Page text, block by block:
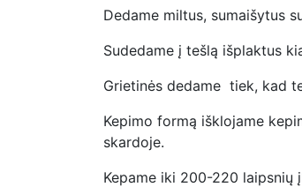
Dedame miltus, sumaišytus
Sudedame į tešlą išplaktus
Grietinės dedame tiek, kad
Kepimo formą išklojame
skardoje.
Kepame iki 200-220